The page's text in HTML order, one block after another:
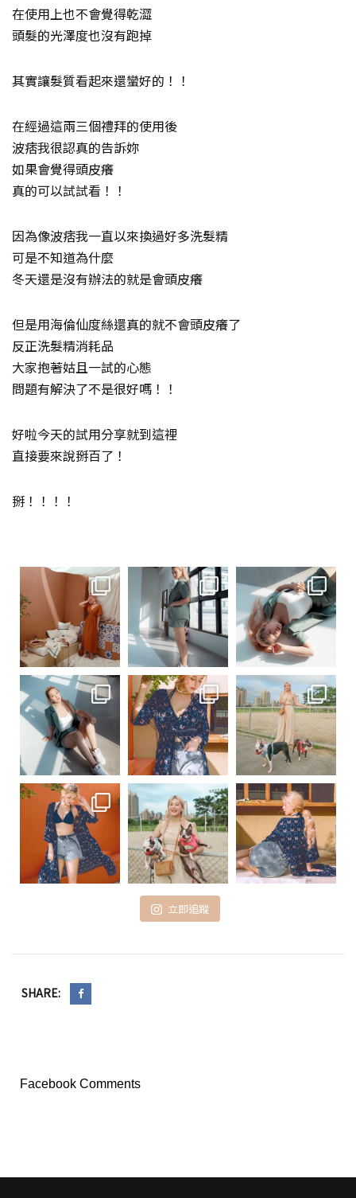
在使用上也不會覺得乾澀
頭髮的光澤度也沒有跑掉
其實讓髮質看起來還蠻好的！！
在經過這兩三個禮拜的使用後
波痞我很認真的告訴妳
如果會覺得頭皮癢
真的可以試試看！！
因為像波痞我一直以來換過好多洗髮精
可是不知道為什麼
冬天還是沒有辦法的就是會頭皮癢
但是用海倫仙度絲還真的就不會頭皮癢了
反正洗髮精消耗品
大家抱著姑且一試的心態
問題有解決了不是很好嗎！！
好啦今天的試用分享就到這裡
直接要來說掰百了！
掰！！！！
立即追蹤
SHARE:
Facebook Comments